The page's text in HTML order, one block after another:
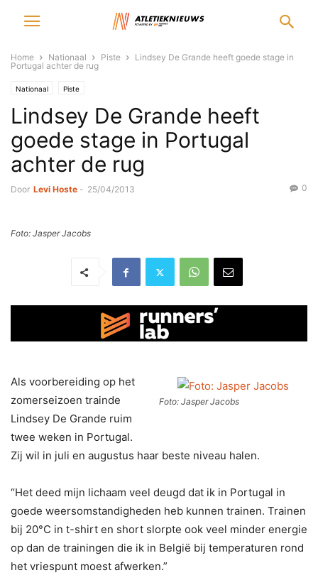
Home Nationaal Piste
Lindsey De Grande heeft goede stage in
Portugal achter de rug
Nationaal Piste
Lindsey De Grande heeft
goede stage in Portugal
achter de rug
Door Levi Hoste - 25/04/2013 0
Foto: Jasper Jacobs
Foto: Jasper Jacobs
Als voorbereiding op het
zomerseizoen trainde
Lindsey De Grande ruim
twee weken in Portugal.
Zij wil in juli en augustus haar beste niveau halen.
“Het deed mijn lichaam veel deugd dat ik in Portugal in
goede weersomstandigheden heb kunnen trainen. Trainen
bij 20°C in t-shirt en short slorpte ook veel minder energie
op dan de trainingen die ik in België bij temperaturen rond
het vriespunt moest afwerken.”